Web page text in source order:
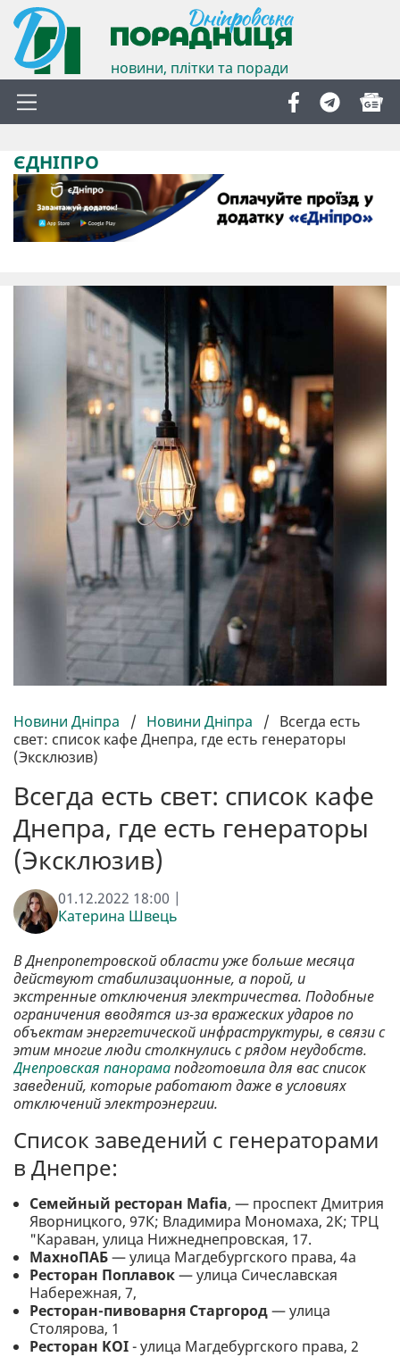
новини, плітки та поради
ЄДНІПРО
Новини Дніпра / Новини Дніпра / Всегда есть
свет: список кафе Днепра, где есть генераторы
(Эксклюзив)
Всегда есть свет: список кафе
Днепра, где есть генераторы
(Эксклюзив)
01.12.2022 18:00 |
Катерина Швець
В Днепропетровской области уже больше месяца
действуют стабилизационные, а порой, и
экстренные отключения электричества. Подобные
ограничения вводятся из-за вражеских ударов по
объектам энергетической инфраструктуры, в связи с
этим многие люди столкнулись с рядом неудобств.
Днепровская панорамаподготовила для вас список
заведений, которые работают даже в условиях
отключений электроэнергии.
Список заведений с генераторами
в Днепре:
Семейный ресторан Mafia, — проспект Дмитрия
Яворницкого, 97К; Владимира Мономаха, 2К; ТРЦ
"Караван, улица Нижнеднепровская, 17.
МахноПАБ— улица Магдебургского права, 4а
Ресторан Поплавок— улица Сичеславская
Набережная, 7,
Ресторан-пивоварня Старгород— улица
Столярова, 1
Ресторан KOI- улица Магдебургского права, 2